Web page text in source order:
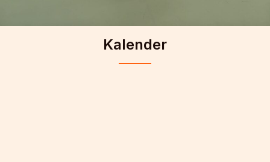
Kalender